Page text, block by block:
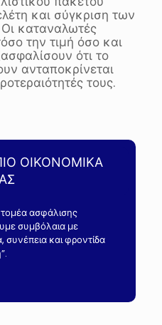
και σύγκριση των
καταναλωτές
την τιμή όσο και
ότι το
ανταποκρίνεται
τους.
ΟΙΚΟΝΟΜΙΚΑ
τομέα ασφάλισης
συμβόλαια με
και φροντίδα